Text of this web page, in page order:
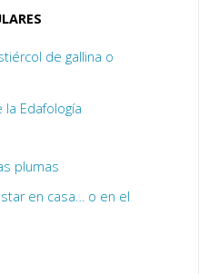
de gallina o
Edafología
plumas
en casa… o en el